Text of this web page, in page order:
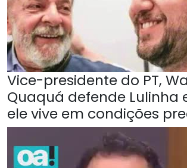
Vice-presidente do PT,
Quaquá defende Lulinha
ele vive em condições